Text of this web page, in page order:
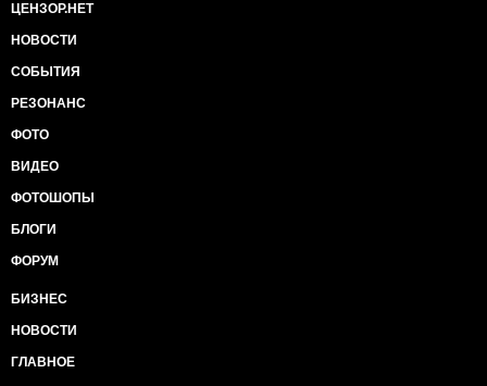
ЦЕНЗОР.НЕТ
НОВОСТИ
СОБЫТИЯ
РЕЗОНАНС
ФОТО
ВИДЕО
ФОТОШОПЫ
БЛОГИ
ФОРУМ
БИЗНЕС
НОВОСТИ
ГЛАВНОЕ